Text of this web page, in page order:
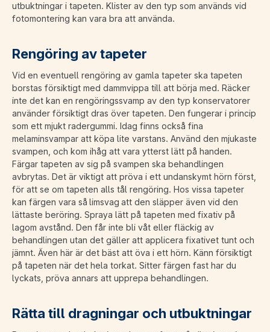
utbuktningar i tapeten. Klister av den typ som används vid
fotomontering kan vara bra att använda.
Rengöring av tapeter
Vid en eventuell rengöring av gamla tapeter ska tapeten
borstas försiktigt med dammvippa till att börja med. Räcker
inte det kan en rengöringssvamp av den typ konservatorer
använder försiktigt dras över tapeten. Den fungerar i princip
som ett mjukt radergummi. Idag finns också fina
melaminsvampar att köpa lite varstans. Använd den mjukaste
svampen, och kom ihåg att vara ytterst lätt på handen.
Färgar tapeten av sig på svampen ska behandlingen
avbrytas. Det är viktigt att pröva i ett undanskymt hörn först,
för att se om tapeten alls tål rengöring. Hos vissa tapeter
kan färgen vara så limsvag att den släpper även vid den
lättaste beröring. Spraya lätt på tapeten med fixativ på
lagom avstånd. Den får inte bli våt eller fläckig av
behandlingen utan det gäller att applicera fixativet tunt och
jämnt. Även här är det bäst att öva i ett hörn. Känn försiktigt
på tapeten när det hela torkat. Sitter färgen fast har du
lyckats, pröva annars att upprepa behandlingen.
Rätta till dragningar och utbuktningar